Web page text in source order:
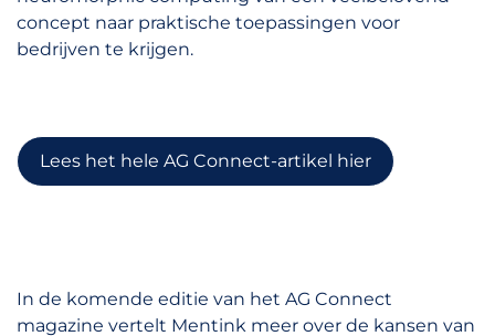
concept naar praktische toepassingen voor
bedrijven te krijgen.
Lees het hele AG Connect-artikel hier
In de komende editie van het AG Connect
magazine vertelt Mentink meer over de kansen van